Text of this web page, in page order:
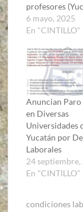
profesores
6 mayo, 2025
En "CINTILLO"
Anuncian Paro
en Diversas
Universidades
Yucatán por
Laborales
24 septiembre,
En "CINTILLO"
condiciones